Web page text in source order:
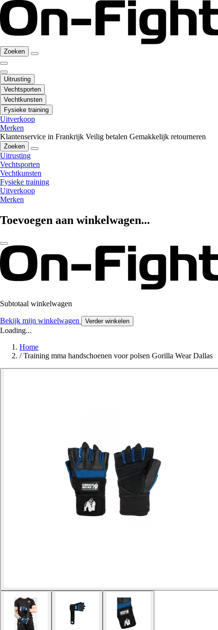
Zoeken
Uitrusting
Vechtsporten
Vechtkunsten
Fysieke training
Uitverkoop
Merken
Klantenservice in Frankrijk Veilig betalen Gemakkelijk retourneren
Zoeken
Uitrusting
Vechtsporten
Vechtkunsten
Fysieke training
Uitverkoop
Merken
Toevoegen aan winkelwagen...
Subtotaal winkelwagen
Bekijk mijn winkelwagen Verder winkelen
Loading...
Home
/ Training mma handschoenen voor polsen Gorilla Wear Dallas